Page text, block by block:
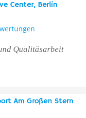
Center, Berlin
Qualitäsarbeit
Am Großen Stern